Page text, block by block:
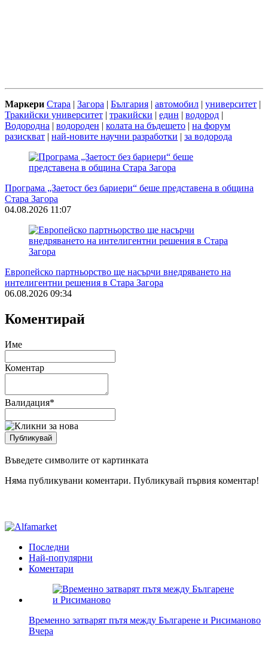
Маркери Стара | Загора | България | автомобил | университет |
Тракийски университет | тракийски | един | водород |
Водородна | водороден | колата на бъдещето | на форум
разискват | най-новите научни разработки | за водорода
Програма „Заетост без бариери“ беше представена в община
Стара Загора
04.08.2026 11:07
Европейско партньорство ще насърчи внедряването на
интелигентни решения в Стара Загора
06.08.2026 09:34
Коментирай
Име
Коментар
Валидация*
Въведете символите от картинката
Няма публикувани коментари. Публикувай първия коментар!
Последни
Най-популярни
Коментари
Временно затварят пътя между Българене и Рисиманово
Вчера